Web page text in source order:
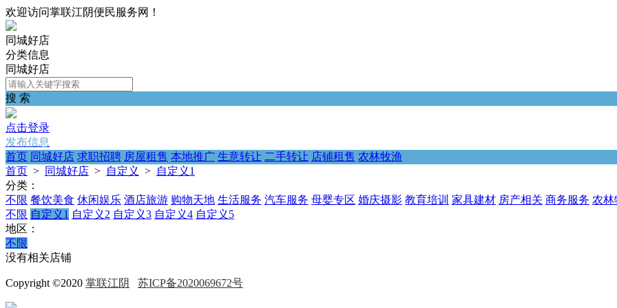
欢迎访问掌联江阴便民服务网！
同城好店
分类信息
同城好店
搜 索
点击登录
发布信息
首页 同城好店 求职招聘 房屋租售 本地推广 生意转让 二手转让 店铺租售 农林牧渔
首页 > 同城好店 > 自定义 > 自定义1
分类：
不限 餐饮美食 休闲娱乐 酒店旅游 购物天地 生活服务 汽车服务 母婴专区 婚庆摄影 教育培训 家具建材 房产相关 商务服务 农林
不限 自定义1 自定义2 自定义3 自定义4 自定义5
地区：
不限
没有相关店铺
Copyright ©2020 掌联江阴 苏ICP备2020069672号